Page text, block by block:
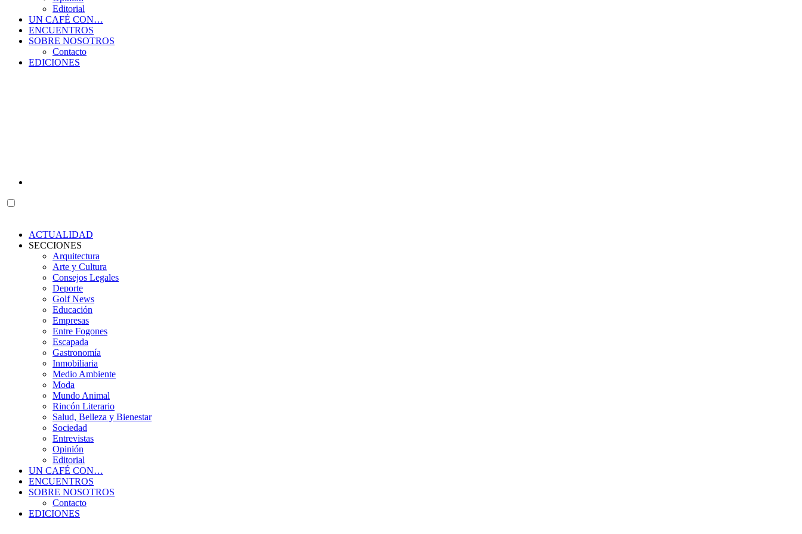
Editorial
UN CAFÉ CON…
ENCUENTROS
SOBRE NOSOTROS
Contacto
EDICIONES
ACTUALIDAD
SECCIONES
Arquitectura
Arte y Cultura
Consejos Legales
Deporte
Golf News
Educación
Empresas
Entre Fogones
Escapada
Gastronomía
Inmobiliaria
Medio Ambiente
Moda
Mundo Animal
Rincón Literario
Salud, Belleza y Bienestar
Sociedad
Entrevistas
Opinión
Editorial
UN CAFÉ CON…
ENCUENTROS
SOBRE NOSOTROS
Contacto
EDICIONES